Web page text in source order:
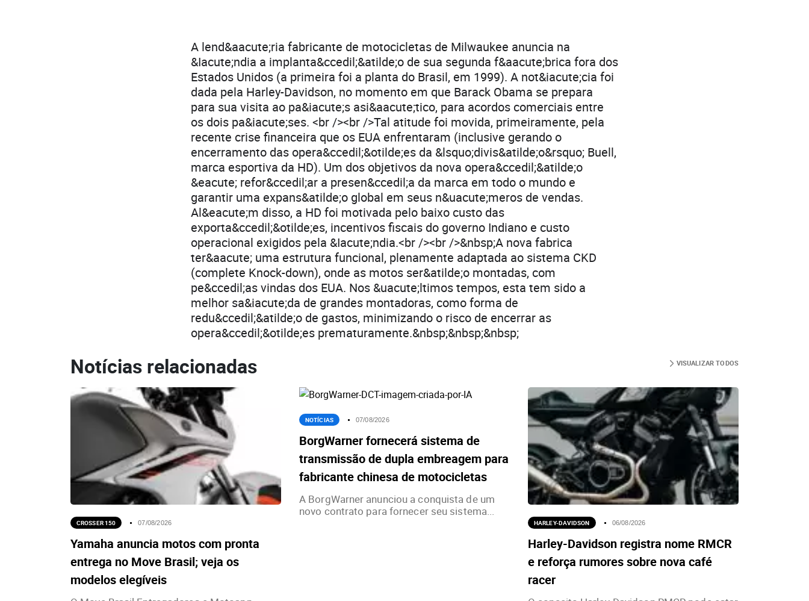
A lend&aacute;ria fabricante de motocicletas de Milwaukee anuncia na
&Iacute;ndia a implanta&ccedil;&atilde;o de sua segunda f&aacute;brica fora dos
Estados Unidos (a primeira foi a planta do Brasil, em 1999). A not&iacute;cia foi
dada pela Harley-Davidson, no momento em que Barack Obama se prepara
para sua visita ao pa&iacute;s asi&aacute;tico, para acordos comerciais entre
os dois pa&iacute;ses. <br /><br />Tal atitude foi movida, primeiramente, pela
recente crise financeira que os EUA enfrentaram (inclusive gerando o
encerramento das opera&ccedil;&otilde;es da &lsquo;divis&atilde;o&rsquo; Buell,
marca esportiva da HD). Um dos objetivos da nova opera&ccedil;&atilde;o
&eacute; refor&ccedil;ar a presen&ccedil;a da marca em todo o mundo e
garantir uma expans&atilde;o global em seus n&uacute;meros de vendas.
Al&eacute;m disso, a HD foi motivada pelo baixo custo das
exporta&ccedil;&otilde;es, incentivos fiscais do governo Indiano e custo
operacional exigidos pela &Iacute;ndia.<br /><br />&nbsp;A nova fabrica
ter&aacute; uma estrutura funcional, plenamente adaptada ao sistema CKD
(complete Knock-down), onde as motos ser&atilde;o montadas, com
pe&ccedil;as vindas dos EUA. Nos &uacute;ltimos tempos, esta tem sido a
melhor sa&iacute;da de grandes montadoras, como forma de
redu&ccedil;&atilde;o de gastos, minimizando o risco de encerrar as
opera&ccedil;&otilde;es prematuramente.&nbsp;&nbsp;&nbsp;
Notícias relacionadas VISUALIZAR TODOS
CROSSER 150 07/08/2026
Yamaha anuncia motos com pronta
entrega no Move Brasil; veja os
modelos elegíveis
NOTÍCIAS 07/08/2026
BorgWarner fornecerá sistema de
transmissão de dupla embreagem para
fabricante chinesa de motocicletas
A BorgWarner anunciou a conquista de um
novo contrato para fornecer seu sistema...
HARLEY-DAVIDSON 06/08/2026
Harley-Davidson registra nome RMCR
e reforça rumores sobre nova café
racer